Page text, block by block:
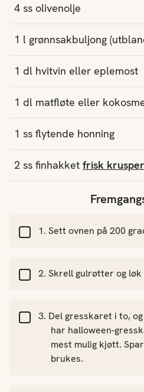
4 ss olivenolje
1 l grønnsakbuljong
1 dl hvitvin eller eplemost
1 dl matfløte eller
1 ss flytende honning
2 ss finhakket frisk
Sett ovnen på 200
Skrell gulrøtter og løk
Del gresskaret i to,
har halloween-
mest mulig kjøtt.
brukes.